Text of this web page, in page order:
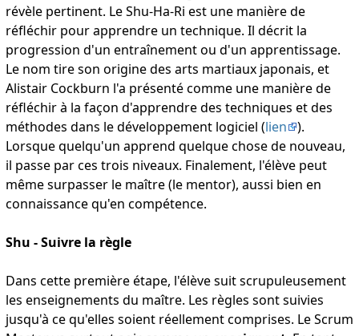
révèle pertinent. Le Shu-Ha-Ri est une manière de
réfléchir pour apprendre un technique. Il décrit la
progression d'un entraînement ou d'un apprentissage.
Le nom tire son origine des arts martiaux japonais, et
Alistair Cockburn l'a présenté comme une manière de
réfléchir à la façon d'apprendre des techniques et des
méthodes dans le développement logiciel (lien
).
Lorsque quelqu'un apprend quelque chose de nouveau,
il passe par ces trois niveaux. Finalement, l'élève peut
même surpasser le maître (le mentor), aussi bien en
connaissance qu'en compétence.
Shu - Suivre la règle
Dans cette première étape, l'élève suit scrupuleusement
les enseignements du maître. Les règles sont suivies
jusqu'à ce qu'elles soient réellement comprises. Le Scrum